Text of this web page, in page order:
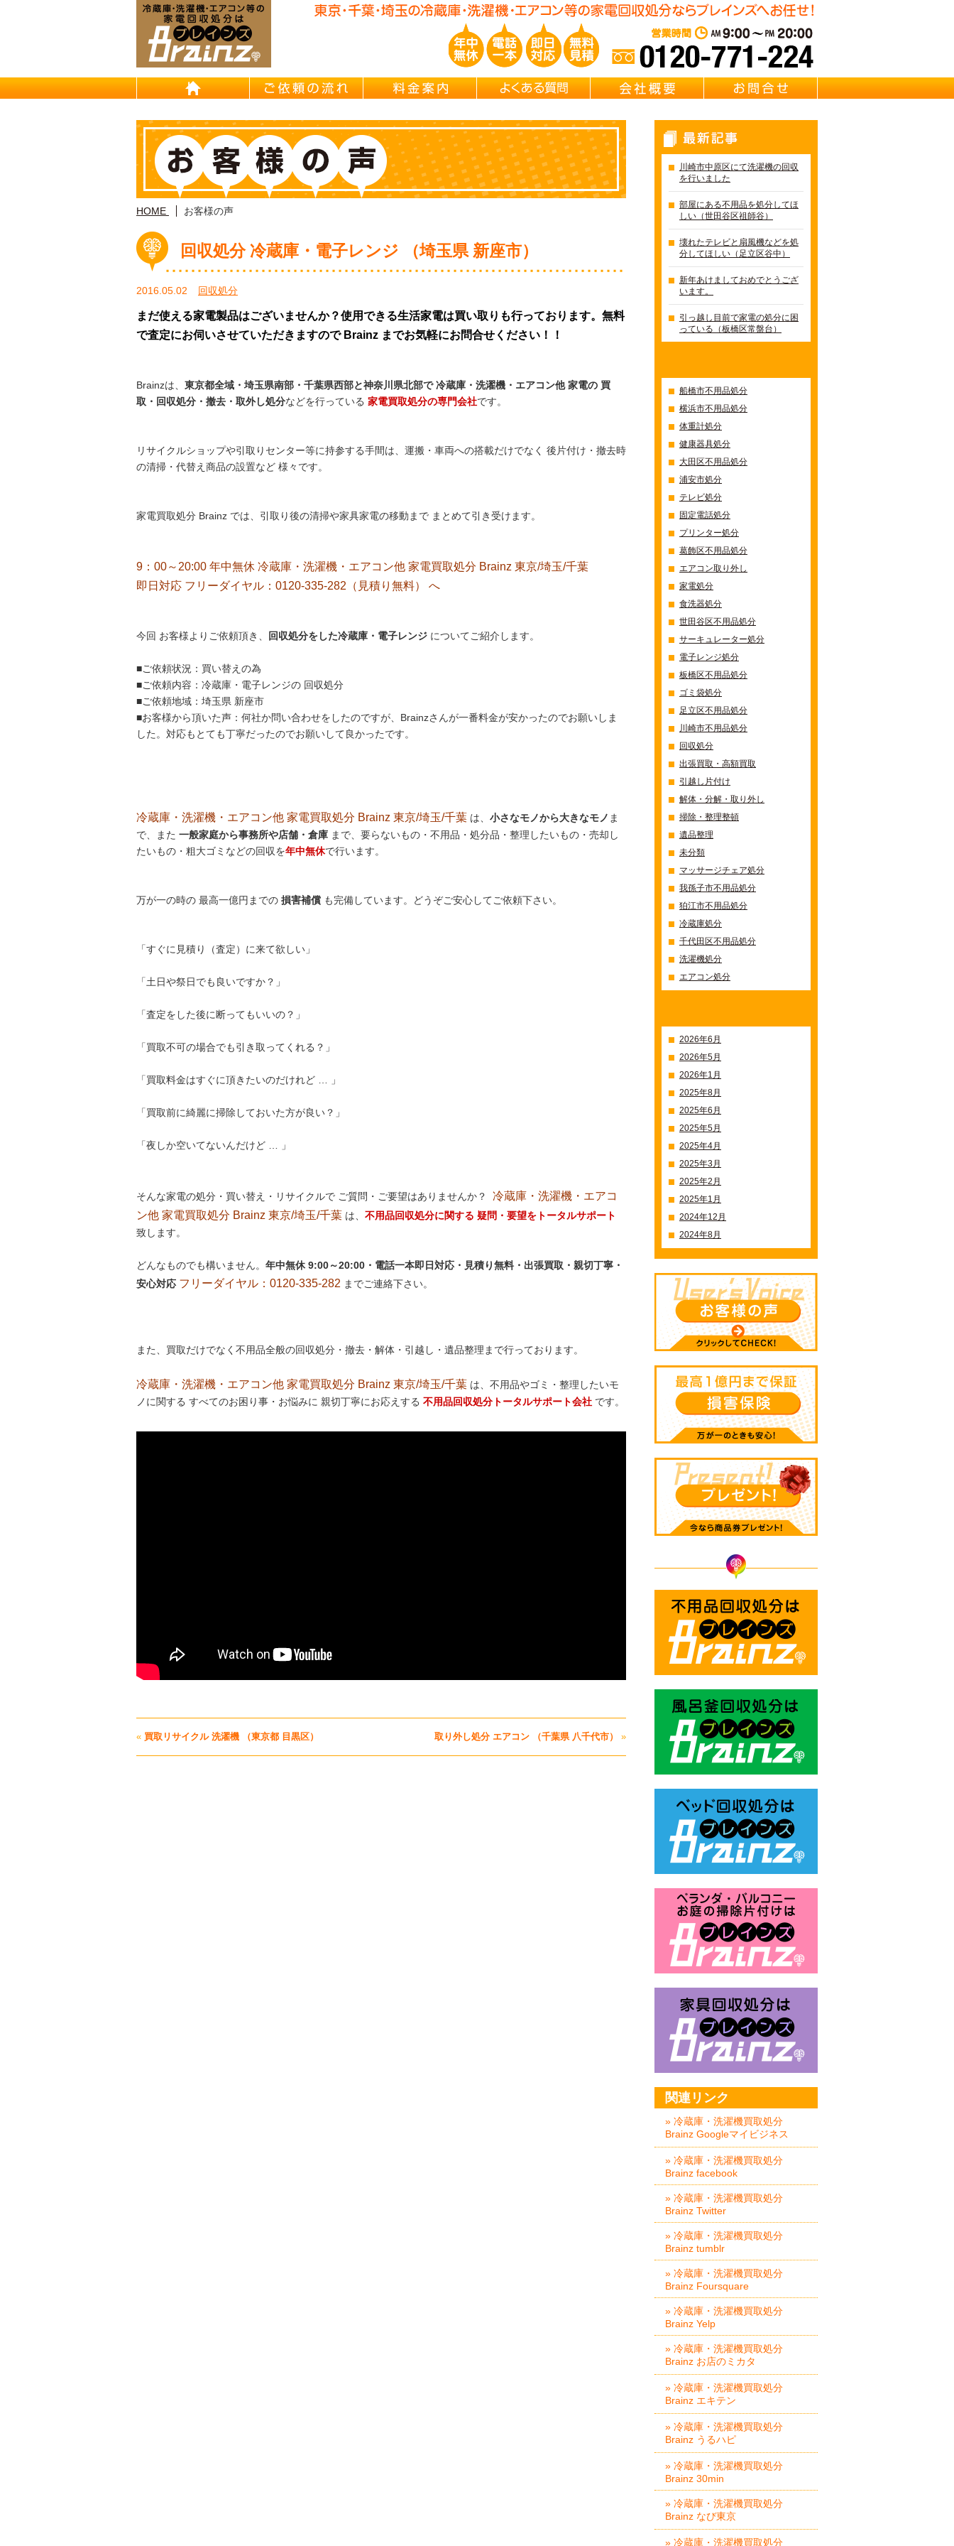
東京/埼玉/千葉/神奈川の 冷蔵庫・洗濯機・エアコン買取処分・引越し片付け・遺品整理・リサイクル Brainz 取扱い 【冷蔵庫・洗濯機・エアコン・
HOME ご依頼の流れ 料金案内 よくある質問 会社概要
HOME お客様の声
回収処分 冷蔵庫・電子レンジ （埼玉県 新座市）
2016.05.02 回収処分
まだ使える家電製品はございませんか？使用できる生活家電は買い取りも行っております。無料
で査定にお伺いさせていただきますので Brainz までお気軽にお問合せください！！
Brainzは、 東京都全域・埼玉県南部・千葉県西部と神奈川県北部で 冷蔵庫・洗濯機・エアコン他 家電の 買
取・回収処分・撤去・取外し処分などを行っている 家電買取処分の専門会社です。
リサイクルショップや引取りセンター等に持参する手間は、運搬・車両への搭載だけでなく 後片付け・撤去時
の清掃・代替え商品の設置など 様々です。
家電買取処分 Brainz では、引取り後の清掃や家具家電の移動まで まとめて引き受けます。
9：00～20:00 年中無休 冷蔵庫・洗濯機・エアコン他 家電買取処分 Brainz 東京/埼玉/千葉
即日対応 フリーダイヤル：0120-335-282（見積り無料）
へ
今回 お客様よりご依頼頂き、 回収処分をした冷蔵庫・電子レンジ についてご紹介します。
■ご依頼状況：買い替えの為
■ご依頼内容：冷蔵庫・電子レンジの 回収処分
■ご依頼地域：埼玉県 新座市
■お客様から頂いた声：何社か問い合わせをしたのですが、Brainzさんが一番料金が安かったのでお願いしま
した。対応もとても丁寧だったのでお願いして良かったです。
冷蔵庫・洗濯機・エアコン他 家電買取処分 Brainz 東京/埼玉/千葉 は、 小さなモノから大きなモノ ま
で、また 一般家庭から事務所や店舗・倉庫 まで、要らないもの・不用品・処分品・整理したいもの・売却し
たいもの・粗大ゴミなどの回収を年中無休で行います。
万が一の時の 最高一億円までの 損害補償 も完備しています。どうぞご安心してご依頼下さい。
「すぐに見積り（査定）に来て欲しい」
「土日や祭日でも良いですか？」
「査定をした後に断ってもいいの？」
「買取不可の場合でも引き取ってくれる？」
「買取料金はすぐに頂きたいのだけれど … 」
「買取前に綺麗に掃除しておいた方が良い？」
「夜しか空いてないんだけど … 」
そんな家電の処分・買い替え・リサイクルで ご質問・ご要望はありませんか？ 冷蔵庫・洗濯機・エアコ
ン他 家電買取処分 Brainz 東京/埼玉/千葉 は、 不用品回収処分に関する 疑問・要望をトータルサポート
致します。
どんなものでも構いません。 年中無休 9:00～20:00・電話一本即日対応・見積り無料・出張買取・親切丁寧・
安心対応 フリーダイヤル：0120-335-282 までご連絡下さい。
また、買取だけでなく不用品全般の回収処分・撤去・解体・引越し・遺品整理まで行っております。
冷蔵庫・洗濯機・エアコン他 家電買取処分 Brainz 東京/埼玉/千葉 は、不用品やゴミ・整理したいモ
ノに関する すべてのお困り事・お悩みに 親切丁寧にお応えする 不用品回収処分トータルサポート会社 です。
« 買取リサイクル 洗濯機 （東京都 目黒区） 取り外し処分 エアコン （千葉県 八千代市） »
川崎市中原区にて洗濯機の回収
を行いました
部屋にある不用品を処分してほ
しい（世田谷区祖師谷）
壊れたテレビと扇風機などを処
分してほしい（足立区谷中）
新年あけましておめでとうござ
います。
引っ越し目前で家電の処分に困
っている（板橋区常盤台）
船橋市不用品処分
横浜市不用品処分
体重計処分
健康器具処分
大田区不用品処分
浦安市処分
テレビ処分
固定電話処分
プリンター処分
葛飾区不用品処分
エアコン取り外し
家電処分
食洗器処分
世田谷区不用品処分
サーキュレーター処分
電子レンジ処分
板橋区不用品処分
ゴミ袋処分
足立区不用品処分
川崎市不用品処分
回収処分
出張買取・高額買取
引越し片付け
解体・分解・取り外し
掃除・整理整頓
遺品整理
未分類
マッサージチェア処分
我孫子市不用品処分
狛江市不用品処分
冷蔵庫処分
千代田区不用品処分
洗濯機処分
エアコン処分
2026年6月
2026年5月
2026年1月
2025年8月
2025年6月
2025年5月
2025年4月
2025年3月
2025年2月
2025年1月
2024年12月
2024年8月
関連リンク
» 冷蔵庫・洗濯機買取処分
Brainz Googleマイビジネス
» 冷蔵庫・洗濯機買取処分
Brainz facebook
» 冷蔵庫・洗濯機買取処分
Brainz Twitter
» 冷蔵庫・洗濯機買取処分
Brainz tumblr
» 冷蔵庫・洗濯機買取処分
Brainz Foursquare
» 冷蔵庫・洗濯機買取処分
Brainz Yelp
» 冷蔵庫・洗濯機買取処分
Brainz お店のミカタ
» 冷蔵庫・洗濯機買取処分
Brainz エキテン
» 冷蔵庫・洗濯機買取処分
Brainz うるハピ
» 冷蔵庫・洗濯機買取処分
Brainz 30min
» 冷蔵庫・洗濯機買取処分
Brainz なび東京
» 冷蔵庫・洗濯機買取処分